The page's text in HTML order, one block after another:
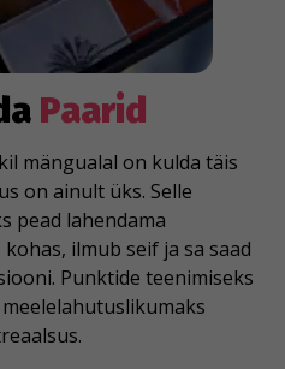
Paarid
mängualal on kulda täis
on ainult üks. Selle
pead lahendama
ilmub seif ja sa saad
Punktide teenimiseks